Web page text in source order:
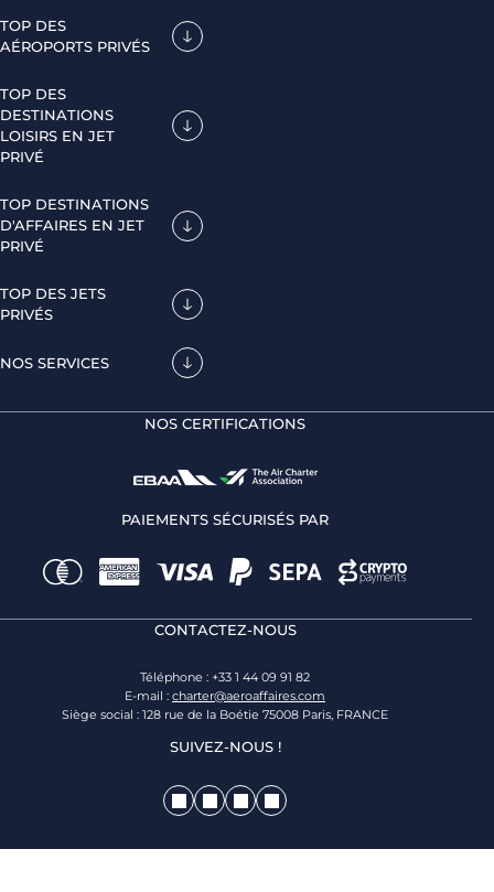
TOP DES
AÉROPORTS PRIVÉS
TOP DES
DESTINATIONS
LOISIRS EN JET
PRIVÉ
TOP DESTINATIONS
D'AFFAIRES EN JET
PRIVÉ
TOP DES JETS
PRIVÉS
NOS SERVICES
NOS CERTIFICATIONS
PAIEMENTS SÉCURISÉS PAR
CONTACTEZ-NOUS
Téléphone : +33 1 44 09 91 82
E-mail : charter@aeroaffaires.com
Siège social : 128 rue de la Boétie 75008 Paris, FRANCE
SUIVEZ-NOUS !